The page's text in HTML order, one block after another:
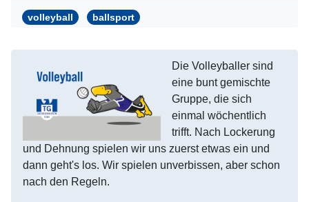
volleyball ballsport
Die Volleyballer sind
eine bunt gemischte
Gruppe, die sich
einmal wöchentlich
trifft. Nach Lockerung
und Dehnung spielen wir uns zuerst etwas ein und
dann geht's los. Wir spielen unverbissen, aber schon
nach den Regeln.